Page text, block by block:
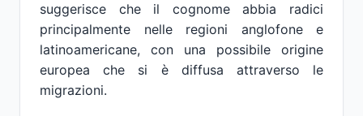
suggerisce che il cognome abbia radici
principalmente nelle regioni anglofone e
latinoamericane, con una possibile origine
europea che si è diffusa attraverso le
migrazioni.